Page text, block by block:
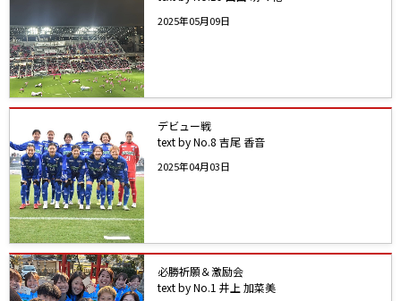
2025年05月09日
デビュー戦
text by No.8 吉尾 香音
2025年04月03日
必勝祈願＆激励会
text by No.1 井上 加菜美